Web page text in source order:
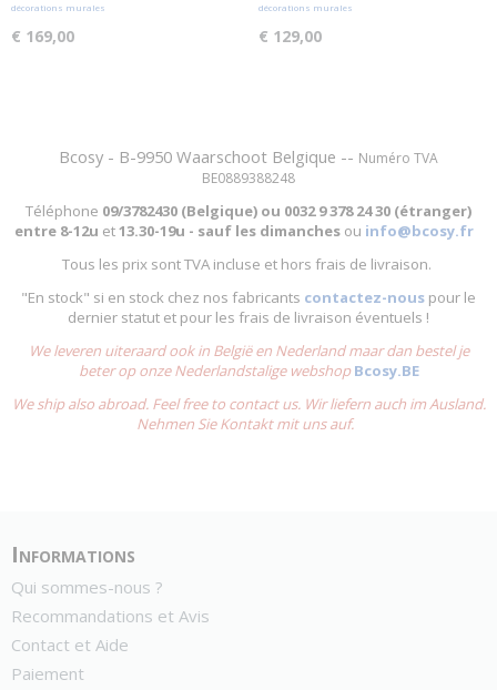
décorations murales
€ 169,00
décorations murales
€ 129,00
Bcosy - B-9950 Waarschoot Belgique -- Numéro TVA
BE0889388248
Téléphone 09/3782430 (Belgique) ou 0032 9 378 24 30 (étranger)
entre 8-12u et13.30-19u - sauf les dimanchesou info@bcosy.fr
Tous les prix sont TVA incluse et hors frais de livraison.
"En stock" si en stock chez nos fabricants contactez-nous pour le
dernier statut et pour les frais de livraison éventuels !
We leveren uiteraard ook in België en Nederland maar dan bestel je
beter op onze Nederlandstalige webshopBcosy.BE
We ship also abroad. Feel free to contact us. Wir liefern auch im Ausland.
Nehmen Sie Kontakt mit uns auf.
Informations
Qui sommes-nous ?
Recommandations et Avis
Contact et Aide
Paiement